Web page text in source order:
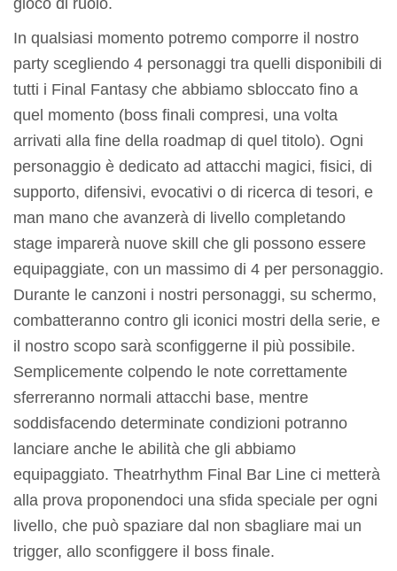
In qualsiasi momento potremo comporre il nostro
party scegliendo 4 personaggi tra quelli disponibili di
tutti i Final Fantasy che abbiamo sbloccato fino a
quel momento (boss finali compresi, una volta
arrivati alla fine della roadmap di quel titolo). Ogni
personaggio è dedicato ad attacchi magici, fisici, di
supporto, difensivi, evocativi o di ricerca di tesori, e
man mano che avanzerà di livello completando
stage imparerà nuove skill che gli possono essere
equipaggiate, con un massimo di 4 per personaggio.
Durante le canzoni i nostri personaggi, su schermo,
combatteranno contro gli iconici mostri della serie, e
il nostro scopo sarà sconfiggerne il più possibile.
Semplicemente colpendo le note correttamente
sferreranno normali attacchi base, mentre
soddisfacendo determinate condizioni potranno
lanciare anche le abilità che gli abbiamo
equipaggiato. Theatrhythm Final Bar Line ci metterà
alla prova proponendoci una sfida speciale per ogni
livello, che può spaziare dal non sbagliare mai un
trigger, allo sconfiggere il boss finale.